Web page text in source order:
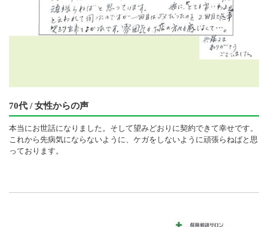
70代 / 女性からの声
本当にお世話になりました。そして望みどおりに契約できて幸せです。
これから先病気にならないように、ケガをしないように頑張らねばと思
っております。